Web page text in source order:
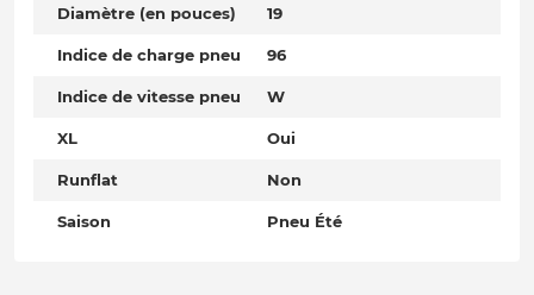
Diamètre (en pouces) 19
Indice de charge pneu 96
Indice de vitesse pneu W
XL Oui
Runflat Non
Saison Pneu Été